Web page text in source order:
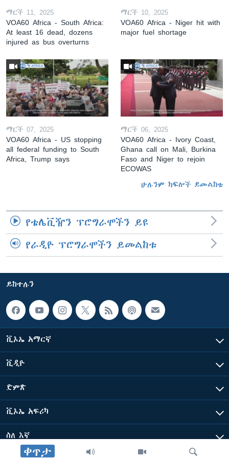
ቀጥታ
ማርች 11, 2025
VOA60 Africa - South Africa:
At least 16 dead, dozens
injured as bus overturns
ማርች 10, 2025
VOA60 Africa - Niger hit with
major fuel shortage
ማርች 07, 2025
VOA60 Africa - US stopping
all federal funding to South
Africa, Trump says
ማርች 06, 2025
VOA60 Africa - Ivory Coast,
Ghana call on Mali, Burkina
Faso and Niger to rejoin
ECOWAS
ሁሉንም ክፍሎች ይመልከቱ
የቴሌቪዥን ፕሮግራሞችን ይዩ
የራዲዮ ፕሮግራሞችን ይመልከቱ
ይከተሉን
ቪኦኤ አማርኛ
ቪዲዮ
ድምጽ
ቪኦኤ አፍሪካ
ስለ እኛ